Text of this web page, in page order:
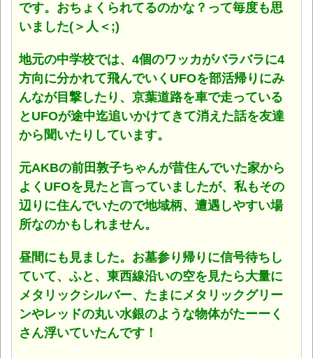
です。おちょくられてるのかな？って毎度も思
いました(＞人＜;)
地元の中学校では、4個のワッカがバラバラに4
方向に分かれて飛んでいくUFOを部活帰りにみ
んなが目撃したり、京葉道路を車で走っている
とUFOが途中迄追いかけてきて消えた話を友達
から聞いたりしています。
元AKBの前田敦子ちゃんが昔住んでいた家から
よくUFOを見たと言っていましたが、私もその
辺りに住んでいたので地域柄、遭遇しやすい場
所なのかもしれません。
昼間にも見ました。お墓参り帰りに信号待ちし
ていて、ふと、東西線沿いの空を見たら大量に
メタリックシルバー、たまにメタリックグリー
ンやレッドの丸い水銀のような物体がたーーく
さん浮いていたんです！